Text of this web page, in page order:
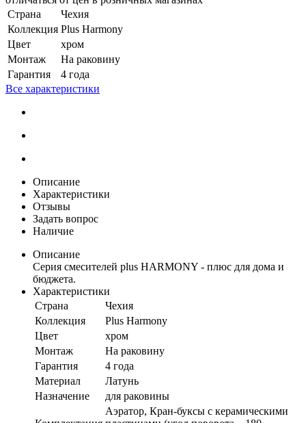
Страна
Чехия
Коллекция Plus Harmony
Цвет
хром
Монтаж
На раковину
Гарантия
4 года
Все характеристики
Описание
Характеристики
Отзывы
Задать вопрос
Наличие
Описание
Серия смесителей plus HARMONY - плюс для дома и
бюджета.
Характеристики
Страна
Чехия
Коллекция
Plus Harmony
Цвет
хром
Монтаж
На раковину
Гарантия
4 года
Материал
Латунь
Назначение
для раковины
Аэратор, Кран-буксы с керамическими